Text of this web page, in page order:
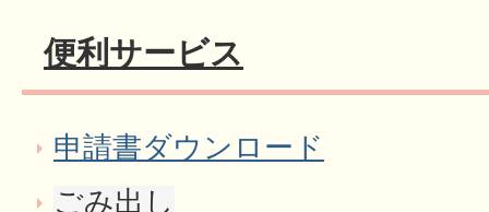
便利サービス
申請書ダウンロード
ごみ出し